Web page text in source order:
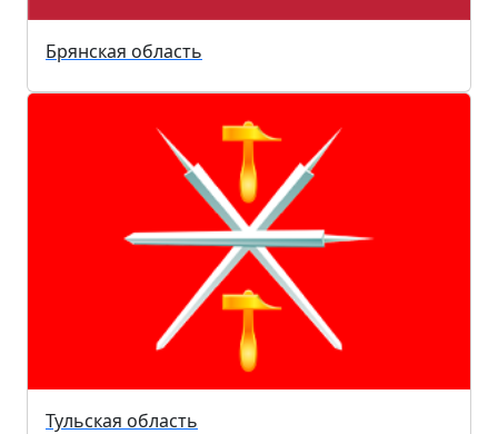
Брянская область
Тульская область